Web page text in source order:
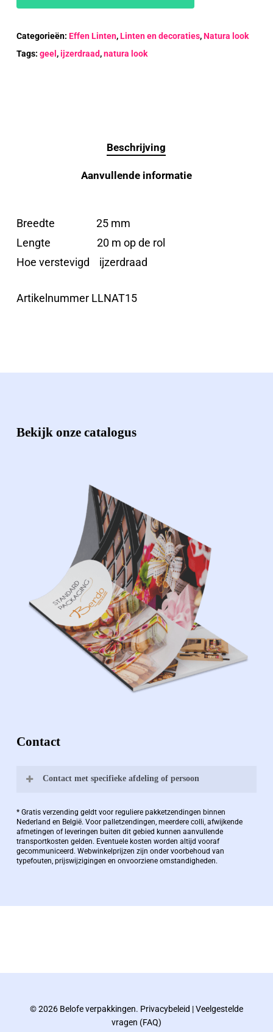
Categorieën: Effen Linten,Linten en decoraties,Natura look
Tags: geel ,ijzerdraad,natura look
Beschrijving
Aanvullende informatie
Breedte 25 mm
Lengte 20 m op de rol
Hoe verstevigd ijzerdraad
Artikelnummer LLNAT15
Bekijk onze catalogus
Contact
Contact met specifieke afdeling of persoon
Bernard Pauwels:
Zaakvoerder Berdo
bernard@berdo.be
Bernard werkt 25 uur per dag en draait voor
* Gratis verzending geldt voor reguliere pakketzendingen binnen
Nederland en België. Voor palletzendingen, meerdere colli, afwijkende
afmetingen of leveringen buiten dit gebied kunnen aanvullende
transportkosten gelden. Eventuele kosten worden altijd vooraf
gecommuniceerd. Webwinkelprijzen zijn onder voorbehoud van
typefouten, prijswijzigingen en onvoorziene omstandigheden.
© 2026 Belofe verpakkingen. Privacybeleid |Veelgestelde
vragen (FAQ)